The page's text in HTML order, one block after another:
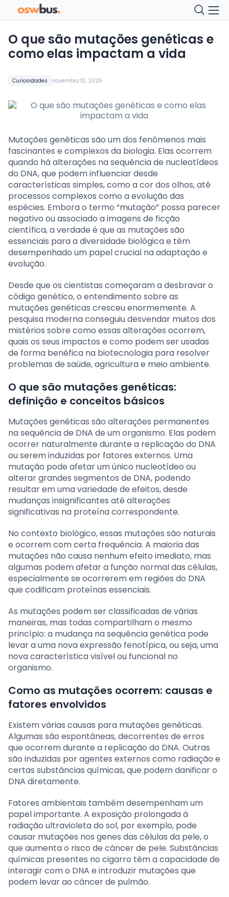
Curiosidades novembro 10, 2025
O que são mutações genéticas e
como elas impactam a vida
Mutações genéticas são um dos fenômenos mais
fascinantes e complexos da biologia. Elas ocorrem
quando há alterações na sequência de nucleotídeos
do DNA, que podem influenciar desde
características simples, como a cor dos olhos, até
processos complexos como a evolução das
espécies. Embora o termo “mutação” possa parecer
negativo ou associado a imagens de ficção
científica, a verdade é que as mutações são
essenciais para a diversidade biológica e têm
desempenhado um papel crucial na adaptação e
evolução.
Desde que os cientistas começaram a desbravar o
código genético, o entendimento sobre as
mutações genéticas cresceu enormemente. A
pesquisa moderna conseguiu desvendar muitos dos
mistérios sobre como essas alterações ocorrem,
quais os seus impactos e como podem ser usadas
de forma benéfica na biotecnologia para resolver
problemas de saúde, agricultura e meio ambiente.
O que são mutações genéticas:
definição e conceitos básicos
Mutações genéticas são alterações permanentes
na sequência de DNA de um organismo. Elas podem
ocorrer naturalmente durante a replicação do DNA
ou serem induzidas por fatores externos. Uma
mutação pode afetar um único nucleotídeo ou
alterar grandes segmentos de DNA, podendo
resultar em uma variedade de efeitos, desde
mudanças insignificantes até alterações
significativas na proteína correspondente.
No contexto biológico, essas mutações são naturais
e ocorrem com certa frequência. A maioria das
mutações não causa nenhum efeito imediato, mas
algumas podem afetar a função normal das células,
especialmente se ocorrerem em regiões do DNA
que codificam proteínas essenciais.
As mutações podem ser classificadas de várias
maneiras, mas todas compartilham o mesmo
princípio: a mudança na sequência genética pode
levar a uma nova expressão fenotípica, ou seja, uma
nova característica visível ou funcional no
organismo.
Como as mutações ocorrem: causas e
fatores envolvidos
Existem várias causas para mutações genéticas.
Algumas são espontâneas, decorrentes de erros
que ocorrem durante a replicação do DNA. Outras
são induzidas por agentes externos como radiação e
certas substâncias químicas, que podem danificar o
DNA diretamente.
Fatores ambientais também desempenham um
papel importante. A exposição prolongada à
radiação ultravioleta do sol, por exemplo, pode
causar mutações nos genes das células da pele, o
que aumenta o risco de câncer de pele. Substâncias
químicas presentes no cigarro têm a capacidade de
interagir com o DNA e introduzir mutações que
podem levar ao câncer de pulmão.